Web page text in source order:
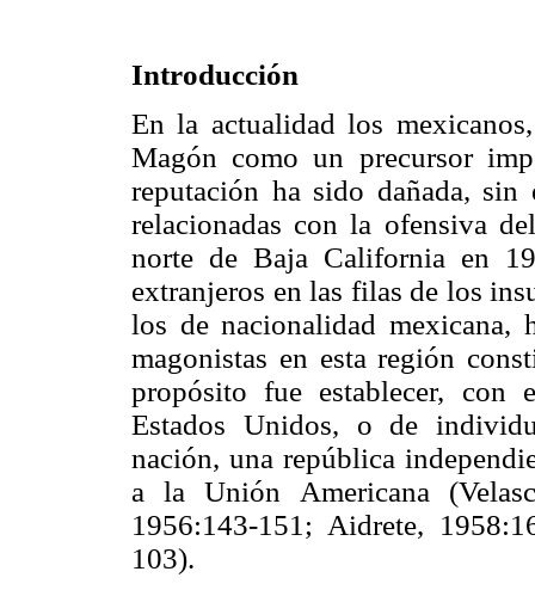
Introducción
En la actualidad los
Magón como un precursor
reputación ha sido dañada, sin
relacionadas con la ofensiva
norte de Baja California en
extranjeros en las filas de los
los de nacionalidad mexicana,
magonistas en esta región
propósito fue establecer, con
Estados Unidos, o de
nación, una república
a la Unión Americana
1956:143-151; Aidrete,
103).